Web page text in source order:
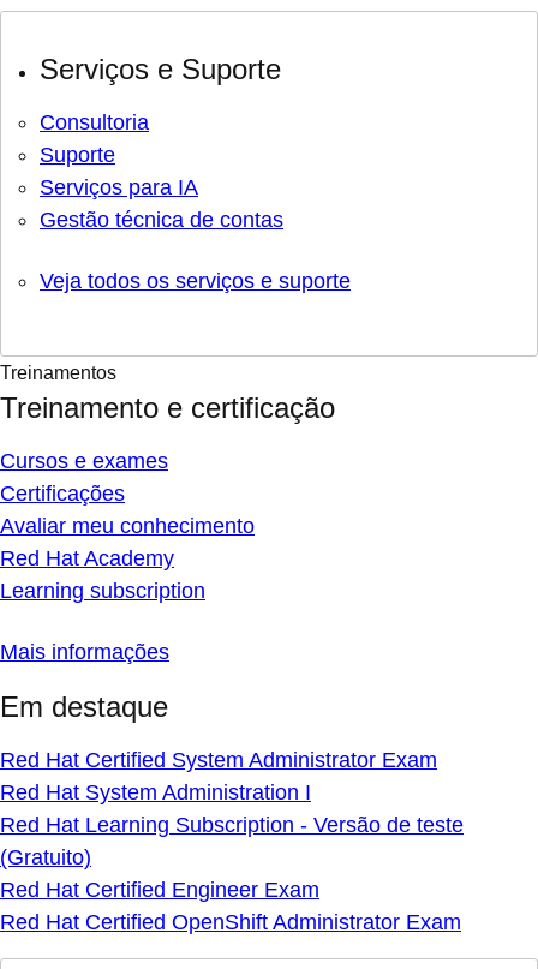
Serviços e Suporte
Consultoria
Suporte
Serviços para IA
Gestão técnica de contas
Veja todos os serviços e suporte
Treinamentos
Treinamento e certificação
Cursos e exames
Certificações
Avaliar meu conhecimento
Red Hat Academy
Learning subscription
Mais informações
Em destaque
Red Hat Certified System Administrator Exam
Red Hat System Administration I
Red Hat Learning Subscription - Versão de teste
(Gratuito)
Red Hat Certified Engineer Exam
Red Hat Certified OpenShift Administrator Exam